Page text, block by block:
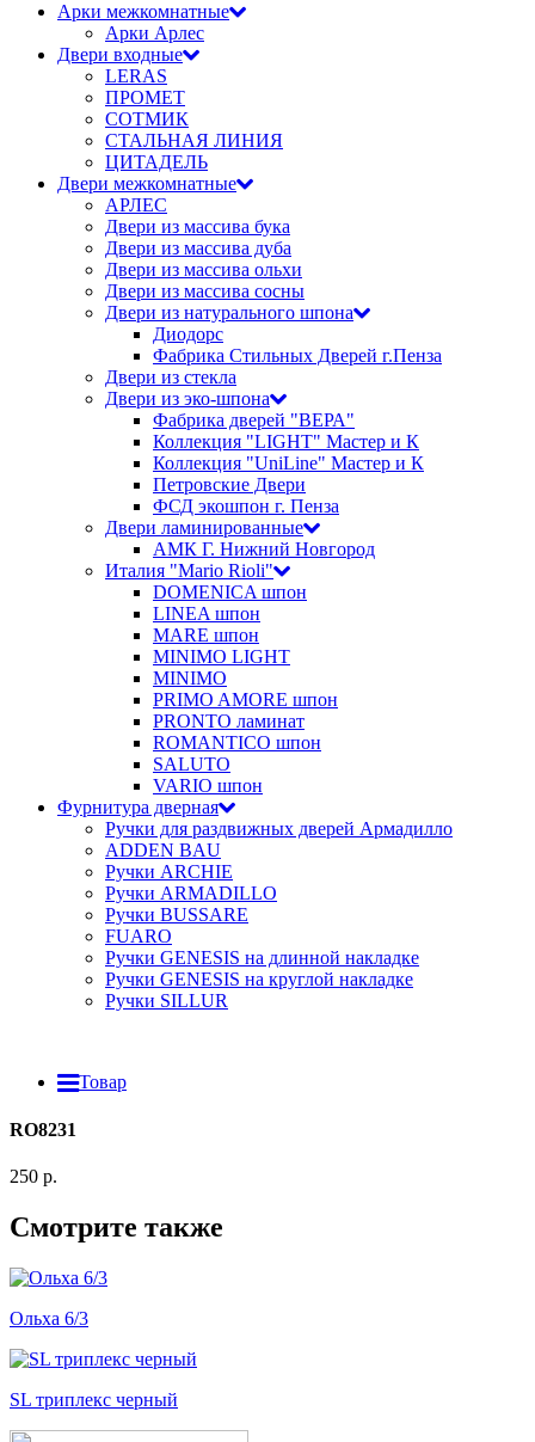
Арки межкомнатные
Арки Арлес
Двери входные
LERAS
ПРОМЕТ
СОТМИК
СТАЛЬНАЯ ЛИНИЯ
ЦИТАДЕЛЬ
Двери межкомнатные
АРЛЕС
Двери из массива бука
Двери из массива дуба
Двери из массива ольхи
Двери из массива сосны
Двери из натурального шпона
Диодорс
Фабрика Стильных Дверей г.Пенза
Двери из стекла
Двери из эко-шпона
Фабрика дверей "ВЕРА"
Коллекция "LIGHT" Мастер и К
Коллекция "UniLine" Мастер и К
Петровские Двери
ФСД экошпон г. Пенза
Двери ламинированные
АМК Г. Нижний Новгород
Италия "Mario Rioli"
DOMENICA шпон
LINEA шпон
MARE шпон
MINIMO LIGHT
MINIMO
PRIMO AMORE шпон
PRONTO ламинат
ROMANTICO шпон
SALUTO
VARIO шпон
Фурнитура дверная
Ручки для раздвижных дверей Армадилло
ADDEN BAU
Ручки ARCHIE
Ручки ARMADILLO
Ручки BUSSARE
FUARO
Ручки GENESIS на длинной накладке
Ручки GENESIS на круглой накладке
Ручки SILLUR
Товар
RO8231
250 р.
Смотрите также
Ольха 6/3
SL триплекс черный